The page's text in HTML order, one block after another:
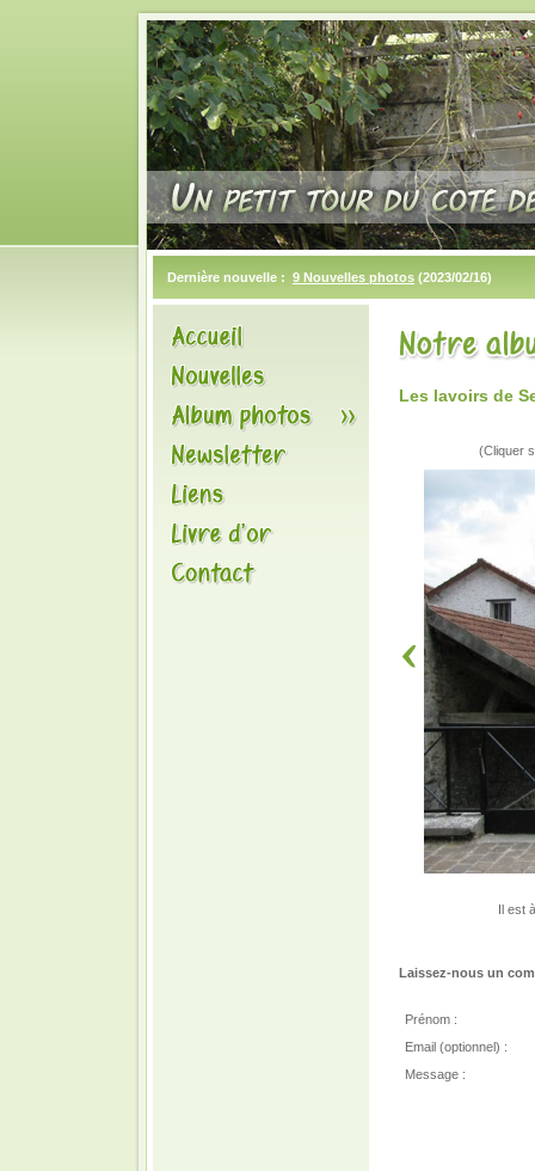
Dernière nouvelle : 9 Nouvelles photos (2023/02/16)
Les lavoirs de
(Cliquer
Il est
Laissez-nous un
Prénom :
Email (optionnel) :
Message :